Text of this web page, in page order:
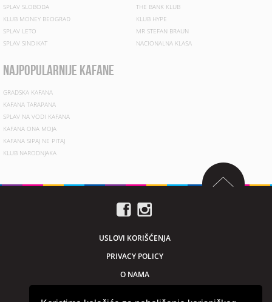
SPLAV SLOBODA
KLUB MONEY BEOGRAD
SPLAV LETO
SPLAV SINDIKAT
THE BANK KLUB
KLUB HYPE
MR STEFAN BRAUN
NACIONALNA KLASA
najpopularnije kafane
GRADSKA KAFANA
KAFANA TARAPANA
SPLAV NA VODI KAFANA
KAFANA ONA MOJA
KAFANA SIPAJ NE PITAJ
KLUB NARODNJAKA
USLOVI KORIŠĆENJA
PRIVACY POLICY
O NAMA